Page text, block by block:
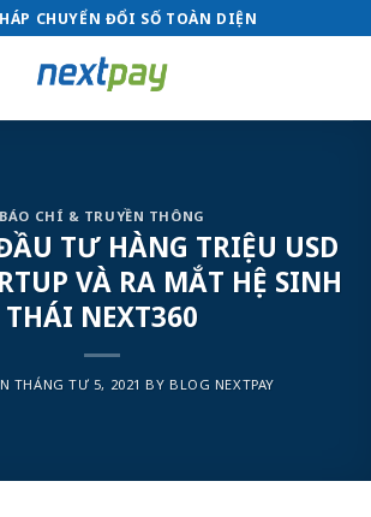
CHUYỂN ĐỔI SỐ TOÀN DIỆN
BÁO CHÍ & TRUYỀN THÔNG
TƯ HÀNG TRIỆU USD
VÀ RA MẮT HỆ SINH
THÁI NEXT360
THÁNG TƯ 5, 2021 BY BLOG NEXTPAY